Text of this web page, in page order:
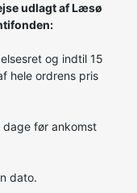
udlagt af Læsø
og indtil 15
hele ordrens pris
før ankomst
dato.